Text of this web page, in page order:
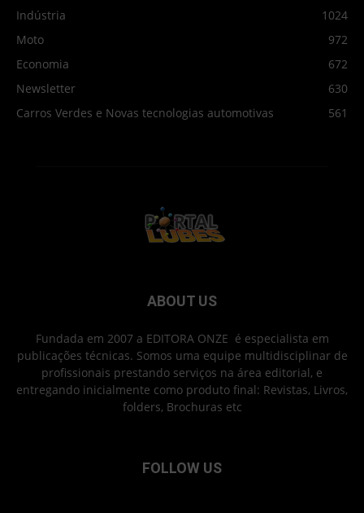
Indústria
1024
Moto
972
Economia
672
Newsletter
630
Carros Verdes e Novas tecnologias automotivas
561
ABOUT US
Fundada em 2007 a EDITORA ONZE é especialista em
publicações técnicas. Somos uma equipe multidisciplinar de
profissionais prestando serviços na área editorial, e
entregando inicialmente como produto final: Revistas, Livros,
folders, Brochuras etc
FOLLOW US